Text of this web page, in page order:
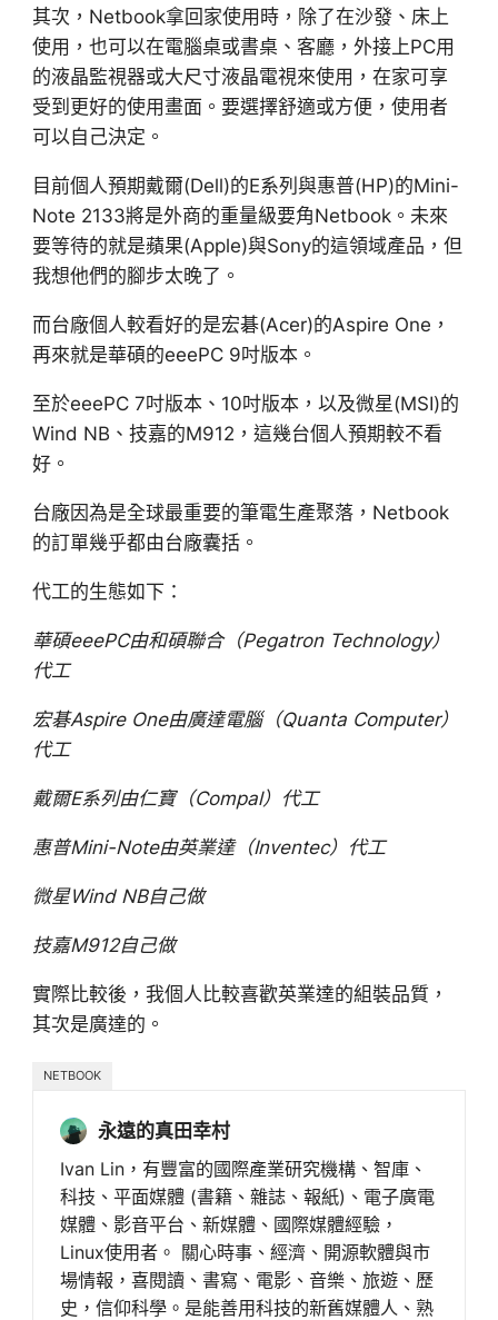
其次，Netbook拿回家使用時，除了在沙發、床上
使用，也可以在電腦桌或書桌、客廳，外接上PC用
的液晶監視器或大尺寸液晶電視來使用，在家可享
受到更好的使用畫面。要選擇舒適或方便，使用者
可以自己決定。
目前個人預期戴爾(Dell)的E系列與惠普(HP)的Mini-
Note 2133將是外商的重量級要角Netbook。未來
要等待的就是蘋果(Apple)與Sony的這領域產品，但
我想他們的腳步太晚了。
而台廠個人較看好的是宏碁(Acer)的Aspire One，
再來就是華碩的eeePC 9吋版本。
至於eeePC 7吋版本、10吋版本，以及微星(MSI)的
Wind NB、技嘉的M912，這幾台個人預期較不看
好。
台廠因為是全球最重要的筆電生產聚落，Netbook
的訂單幾乎都由台廠囊括。
代工的生態如下：
華碩eeePC由和碩聯合（Pegatron Technology）
代工
宏碁Aspire One由廣達電腦（Quanta Computer）
代工
戴爾E系列由仁寶（Compal）代工
惠普Mini-Note由英業達（Inventec）代工
微星Wind NB自己做
技嘉M912自己做
實際比較後，我個人比較喜歡英業達的組裝品質，
其次是廣達的。
NETBOOK
永遠的真田幸村
Ivan Lin，有豐富的國際產業研究機構、智庫、
科技、平面媒體 (書籍、雜誌、報紙)、電子廣電
媒體、影音平台、新媒體、國際媒體經驗，
Linux使用者。 關心時事、經濟、開源軟體與市
場情報，喜閱讀、書寫、電影、音樂、旅遊、歷
史，信仰科學。是能善用科技的新舊媒體人、熟